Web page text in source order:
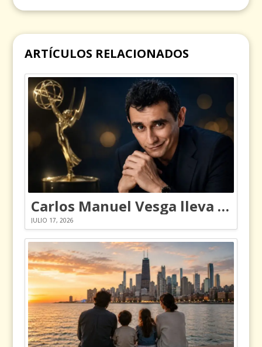
ARTÍCULOS RELACIONADOS
Carlos Manuel Vesga lleva el nombre de Colombia a los Emmy
JULIO 17, 2026